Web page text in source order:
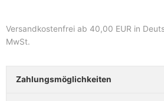
Versandkostenfrei ab 40,00 EUR in
MwSt.
Zahlungsmöglichkeiten